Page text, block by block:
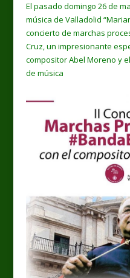
El pasado domingo 26 de
música de Valladolid
concierto de marchas
Cruz, un impresionante
compositor Abel Moreno y
de música